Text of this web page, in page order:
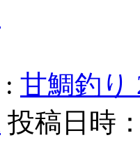
: 甘鯛釣り
投稿日時